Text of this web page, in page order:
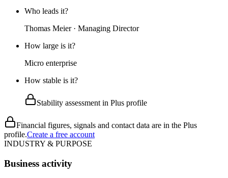
Who leads it?
Thomas Meier · Managing Director
How large is it?
Micro enterprise
How stable is it?
Stability assessment in Plus profile
Financial figures, signals and contact data are in the Plus
profile.Create a free account
INDUSTRY & PURPOSE
Business activity